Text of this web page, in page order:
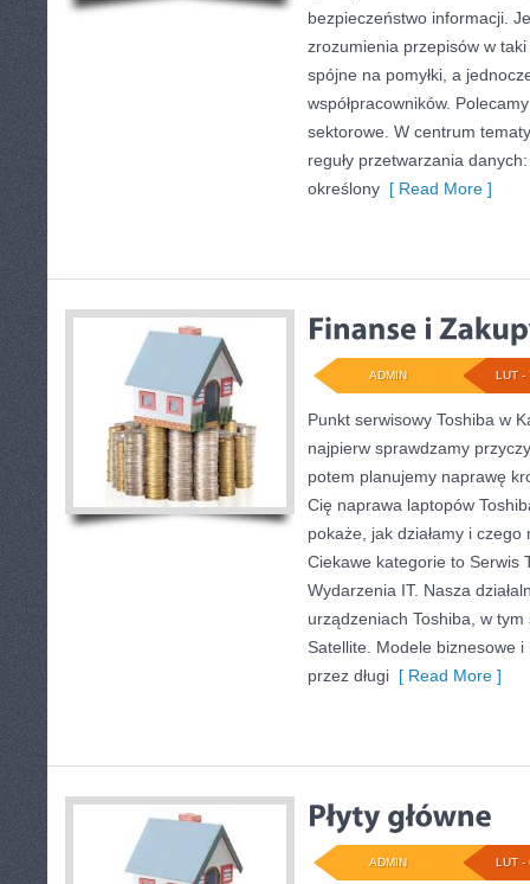
bezpieczeństwo informacji.
zrozumienia przepisów w
spójne na pomyłki, a
współpracowników.
sektorowe. W centrum
reguły przetwarzania
określony [ Read More ]
LUT -
ADMIN
Punkt serwisowy Toshiba w
najpierw sprawdzamy
potem planujemy naprawę
Cię naprawa laptopów
pokaże, jak działamy i
Ciekawe kategorie to Serwis
Wydarzenia IT. Nasza
urządzeniach Toshiba, w
Satellite. Modele biznesowe i
przez długi [ Read More ]
LUT -
ADMIN